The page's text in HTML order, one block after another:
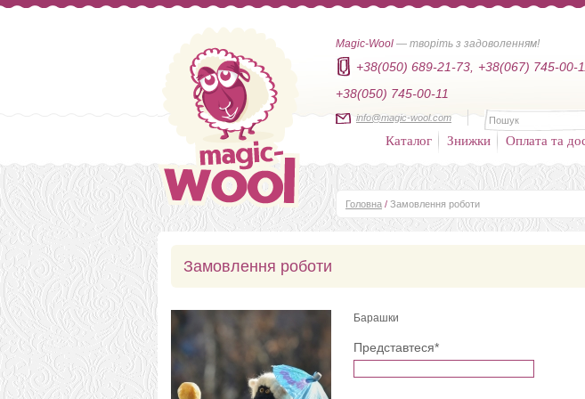
Magic-Wool — творіть з задоволенням!
+38(050) 689-21-73,
+38(067) 745-00-
+38(050) 745-00-11
info@magic-wool.com
Каталог Знижки Оплата та
Головна / Замовлення роботи
Замовлення роботи
Барашки
Представтеся*